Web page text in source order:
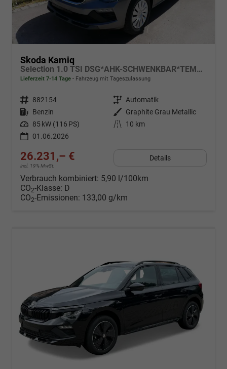
Skoda Kamiq
Selection 1.0 TSI DSG*AHK-SCHWENKBAR*TEMPOMAT*PDC-HINTEN*KEYLESS-GO*SHZ*
Lieferzeit 7-14 Tage Fahrzeug mit Tageszulassung
Fahrzeugnr. 882154 Getriebe Automatik
Kraftstoff Benzin Außenfarbe
Graphite Grau Metallic
Leistung 85 kW (116 PS) Kilometerstand
10 km
01.06.2026
26.231,– €
incl. 19% MwSt.
Details
Verbrauch kombiniert: 5,90 l/100km
CO2-Klasse: D
CO2-Emissionen: 133,00 g/km